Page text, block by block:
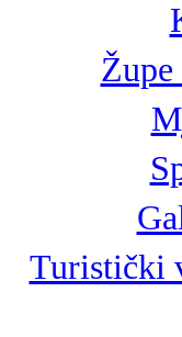
Turistički